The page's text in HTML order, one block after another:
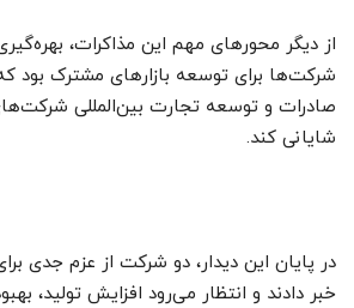
از دیگر محورهای مهم این مذاکرات، بهره‌گیری
شرکت‌ها برای توسعه بازارهای مشترک بود
صادرات و توسعه تجارت بین‌المللی
شایانی کند.
در پایان این دیدار، دو شرکت از عزم جدی
خبر دادند و انتظار می‌رود افزایش تولید،